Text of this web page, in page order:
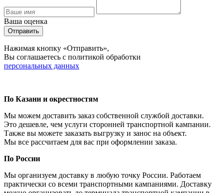
Ваша оценка
Отправить
Нажимая кнопку «Отправить»,
Вы соглашаетесь с политикой обработки
персональных данных
По Казани и окрестностям
Мы можем доставить заказ собственной службой доставки.
Это дешевле, чем услуги сторонней транспортной кампании.
Также вы можете заказать выгрузку и занос на объект.
Мы все рассчитаем для вас при оформлении заказа.
По России
Мы организуем доставку в любую точку России. Работаем
практически со всеми транспортными кампаниями. Доставку